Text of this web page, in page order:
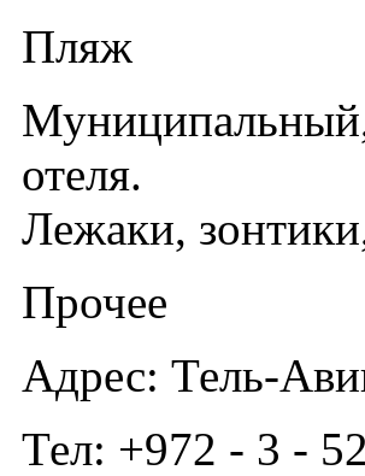
Пляж
отеля.
Лежаки,
Прочее
Адрес: Тель-
Тел: +972 - 3 -